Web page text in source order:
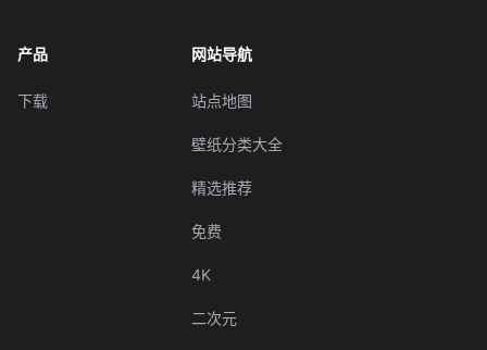
产品
下载
网站导航
站点地图
壁纸分类大全
精选推荐
免费
4K
二次元